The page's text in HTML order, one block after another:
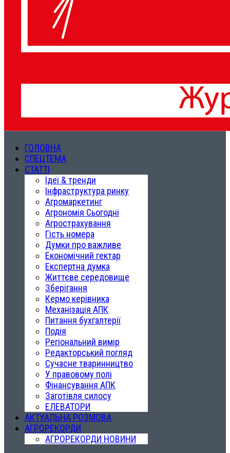
ГОЛОВНА
СПЕЦТЕМА
СТАТТІ
Ідеї & тренди
Інфраструктура ринку
Агромаркетинг
Агрономія Сьогодні
Агрострахування
Гість номера
Думки про важливе
Економічний гектар
Експертна думка
Життєве середовище
Зберігання
Кермо керівника
Механізація АПК
Питання бухгалтерії
Подія
Регіональний вимір
Редакторський погляд
Сучасне тваринництво
У правовому полі
Фінансування АПК
Заготівля силосу
ЕЛЕВАТОРИ
АКТУАЛЬНА РОЗМОВА
АГРОРЕКОРДИ
АГРОРЕКОРДИ НОВИНИ